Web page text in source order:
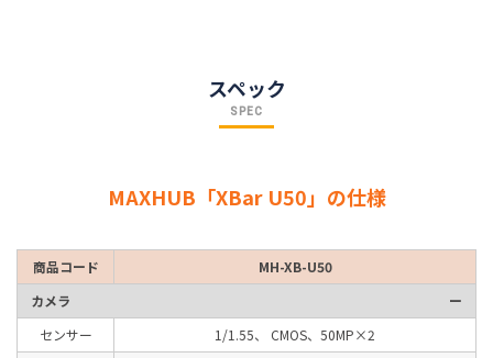
スペック
SPEC
MAXHUB「XBar U50」の仕様
商品コード
MH-XB-U50
カメラ
センサー
1/1.55、 CMOS、50MP×2